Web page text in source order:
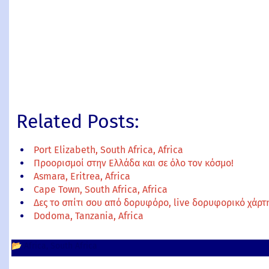
Related Posts:
Port Elizabeth, South Africa, Africa
Προορισμοί στην Ελλάδα και σε όλο τον κόσμο!
Asmara, Eritrea, Africa
Cape Town, South Africa, Africa
Δες το σπίτι σου από δορυφόρο, live δορυφορικό
Dodoma, Tanzania, Africa
📂